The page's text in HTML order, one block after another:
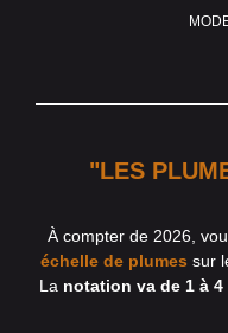
"LES
À compter de 2026,
échelle de plumes sur
La notation va de 1 à 4